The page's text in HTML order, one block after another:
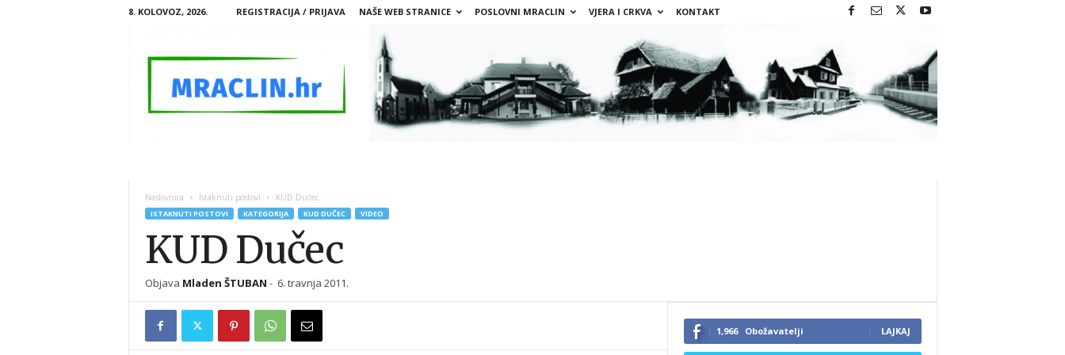
8. KOLOVOZ, 2026. REGISTRACIJA / PRIJAVA NAŠE WEB STRANICE POSLOVNI MRACLIN VJERA I CRKVA KONTAKT
A
R
Naslovnica Istaknuti postovi KUD Dučec
ISTAKNUTI POSTOVI KATEGORIJA KUD DUČEC VIDEO
KUD Dučec
Objava Mladen ŠTUBAN - 6. travnja 2011.
1,966 Obožavatelji LAJKAJ